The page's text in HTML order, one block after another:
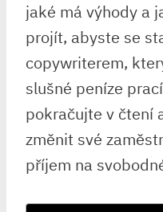
jaké má výhody a
projít, abyste se
copywriterem,
slušné peníze
pokračujte v čtení
změnit své
příjem na